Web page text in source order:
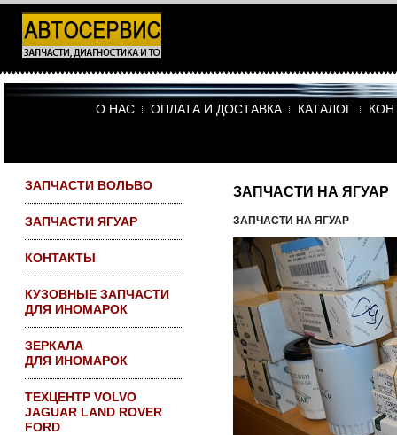
Все запчасти на
складе в Москве
ПО САО доставка
бесплатно
О НАС ОПЛАТА И ДОСТАВКА КАТАЛОГ
ЗАПЧАСТИ НА ЯГУАР
ЗАПЧАСТИ НА ЯГУАР
ЗАПЧАСТИ ВОЛЬВО
ЗАПЧАСТИ ЯГУАР
КОНТАКТЫ
КУЗОВНЫЕ ЗАПЧАСТИ
ДЛЯ ИНОМАРОК
ЗЕРКАЛА
ДЛЯ ИНОМАРОК
ТЕХЦЕНТР VOLVO
JAGUAR LAND ROVER
FORD